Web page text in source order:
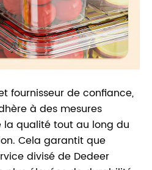
fournisseur de confiance,
à des mesures
qualité tout au long du
Cela garantit que
divisé de Dedeer